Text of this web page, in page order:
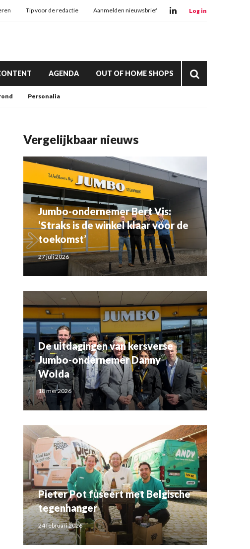
Tip voor de redactie Aanmelden nieuwsbrief Log in
AGENDA OUT OF HOME SHOPS
Personalia
Vergelijkbaar nieuws
Jumbo-ondernemer Bert Vis:
‘Straks is de winkel klaar voor de
toekomst’
27 juli 2026
De uitdagingen van kersverse
Jumbo-ondernemer Danny
Wolda
18 mei 2026
Pieter Pot fuseert met Belgische
tegenhanger
24 februari 2026